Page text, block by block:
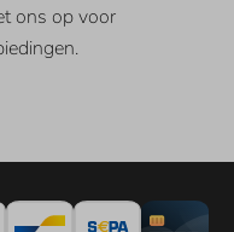
ons op voor